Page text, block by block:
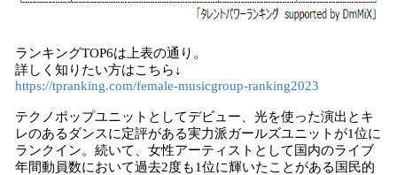
ランキングTOP6は上表の通り。
詳しく知りたい方はこちら↓
https://tpranking.com/female-musicgroup-ranking2023
テクノポップユニットとしてデビュー、光を使った演出とキ
レのあるダンスに定評がある実力派ガールズユニットが1位に
ランクイン。続いて、女性アーティストとして国内のライブ
年間動員数において過去2度も1位に輝いたことがある国民的